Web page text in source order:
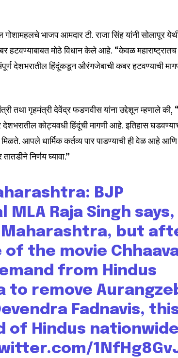
of
be part
address on our website or click
worry, we respect your privacy and
is safe with us.
गोशामहलचे भाजप आमदार टी. राजा सिंह यांनी सोलापूर
हटवण्याबाबत मोठे विधान केले आहे. “केवळ महाराष्ट्रातच
देशभरातील हिंदूंकडून औरंगजेबाची कबर हटवण्याची
तथा गृहमंत्री देवेंद्र फडणवीस यांना उद्देशून म्हणाले की,
कोट्यवधी हिंदूंची मागणी आहे. इतिहास
आपले धार्मिक कर्तव्य पार पाडण्याची ही वेळ आहे
निर्णय घ्यावा.”
BJP
MLA Raja Singh says,
Maharashtra, but
the movie
from Hindus
to remove
Fadnavis,
of Hindus